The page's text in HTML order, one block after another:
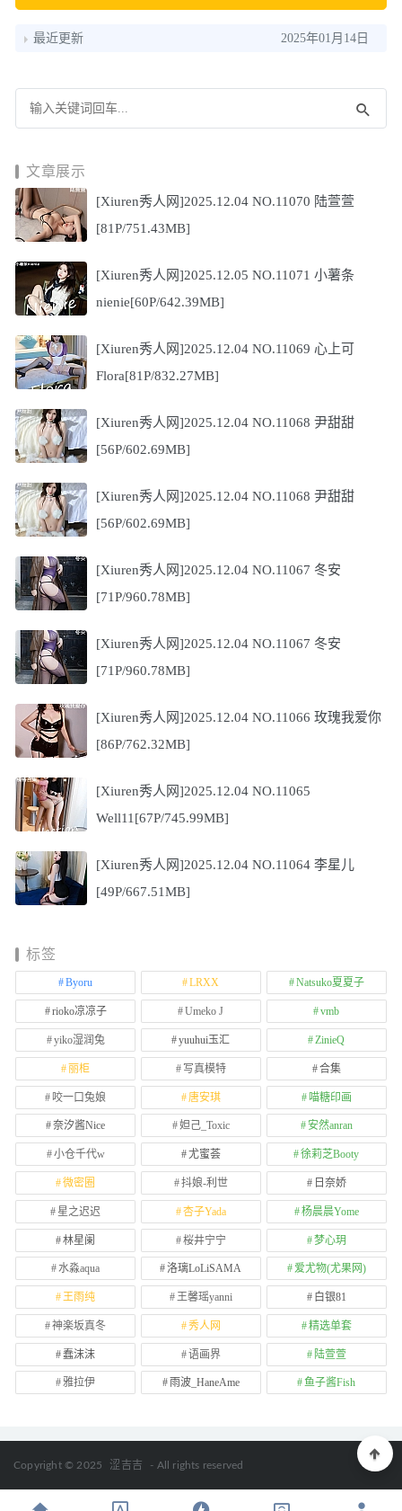
最近更新 2025年01月14日
文章展示
[Xiuren秀人网]2025.12.04 NO.11070 陆萱萱
[81P/751.43MB]
[Xiuren秀人网]2025.12.05 NO.11071 小薯条
nienie[60P/642.39MB]
[Xiuren秀人网]2025.12.04 NO.11069 心上可
Flora[81P/832.27MB]
[Xiuren秀人网]2025.12.04 NO.11068 尹甜甜
[56P/602.69MB]
[Xiuren秀人网]2025.12.04 NO.11068 尹甜甜
[56P/602.69MB]
[Xiuren秀人网]2025.12.04 NO.11067 冬安
[71P/960.78MB]
[Xiuren秀人网]2025.12.04 NO.11067 冬安
[71P/960.78MB]
[Xiuren秀人网]2025.12.04 NO.11066 玫瑰我爱你
[86P/762.32MB]
[Xiuren秀人网]2025.12.04 NO.11065
Well11[67P/745.99MB]
[Xiuren秀人网]2025.12.04 NO.11064 李星儿
[49P/667.51MB]
标签
Byoru LRXX Natsuko夏夏子
rioko凉凉子 Umeko J vmb
yiko湿润兔 yuuhui玉汇 ZinieQ
丽柜 写真模特 合集
咬一口兔娘 唐安琪 喵糖印画
奈汐酱Nice 妲己_Toxic 安然anran
小仓千代w 尤蜜荟 徐莉芝Booty
微密圈 抖娘-利世 日奈娇
星之迟迟 杏子Yada 杨晨晨Yome
林星阑 桜井宁宁 梦心玥
水淼aqua 洛璃LoLiSAMA 爱尤物(尤果网)
王雨纯 王馨瑶yanni 白银81
神楽坂真冬 秀人网 精选单套
蠢沫沫 语画界 陆萱萱
雅拉伊 雨波_HaneAme 鱼子酱Fish
Copyright © 2025 涩吉吉 - All rights reserved